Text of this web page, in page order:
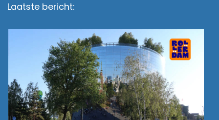
Laatste bericht: